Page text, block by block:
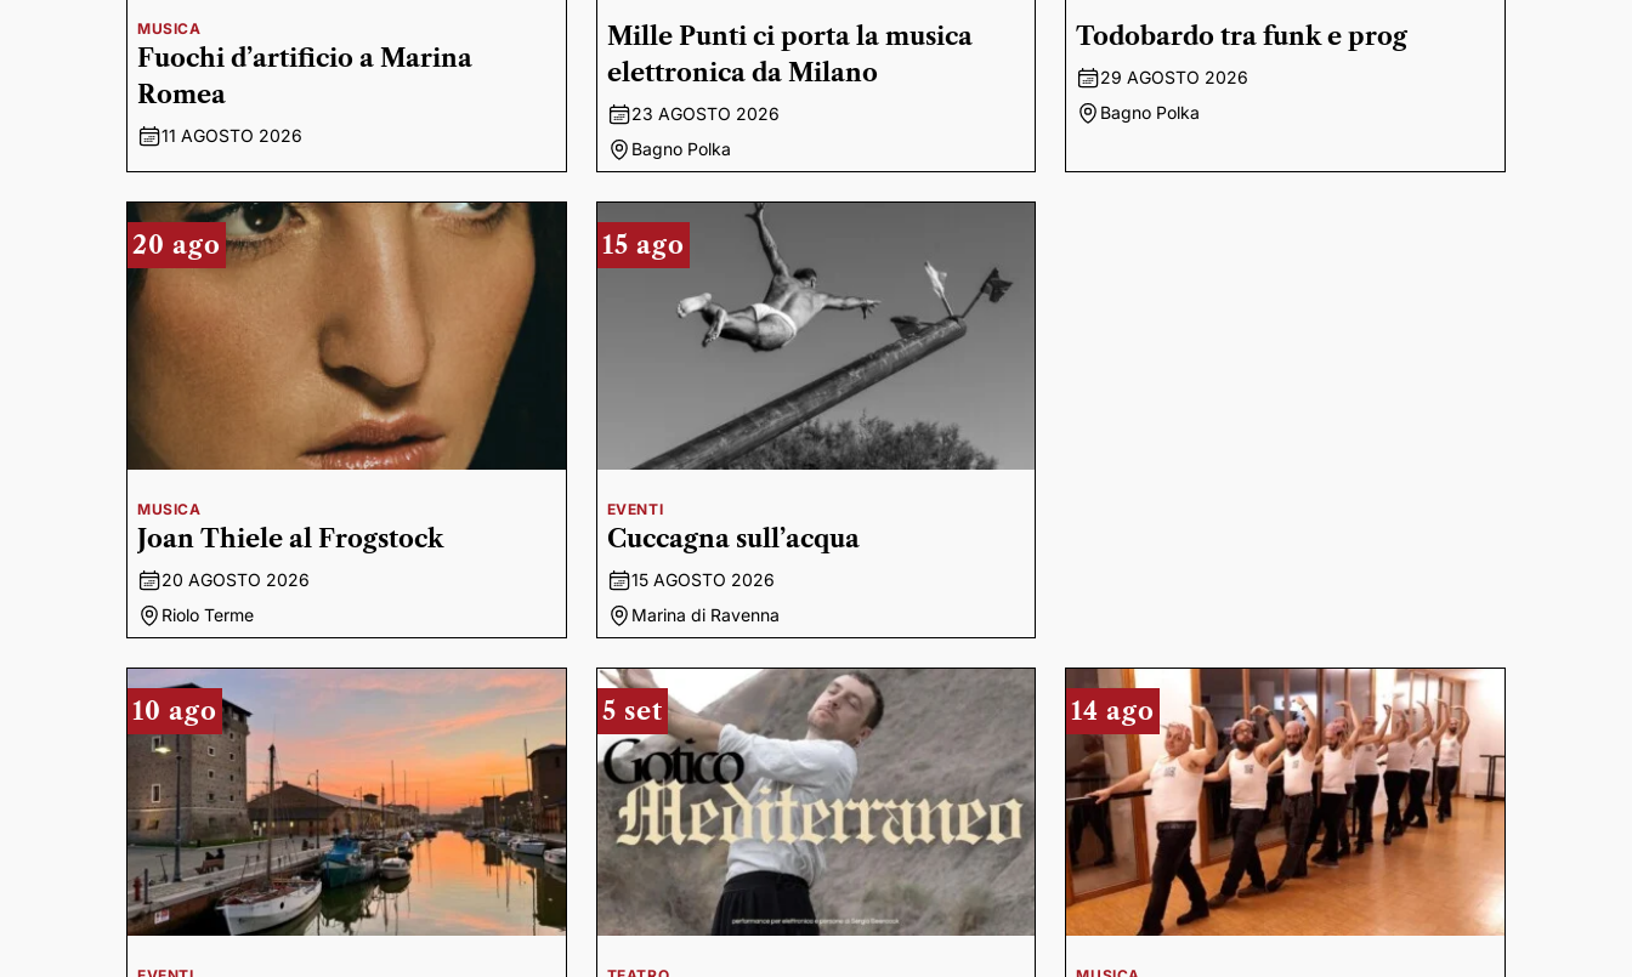
MUSICA
Fuochi d’artificio a Marina
Romea
11 AGOSTO 2026
Mille Punti ci porta la musica
elettronica da Milano
23 AGOSTO 2026
Bagno Polka
Todobardo tra funk e prog
29 AGOSTO 2026
Bagno Polka
20 ago
MUSICA
Joan Thiele al Frogstock
20 AGOSTO 2026
Riolo Terme
15 ago
EVENTI
Cuccagna sull’acqua
15 AGOSTO 2026
Marina di Ravenna
10 ago 5 set 14 ago